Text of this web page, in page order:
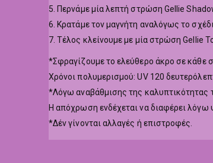
5. Περνάμε μία λεπτή στρώση Gellie
6. Κρατάμε τον μαγνήτη αναλόγως το
7. Τέλος κλείνουμε με μία στρώση Gellie
*Σφραγίζουμε το ελεύθερο άκρο σε κάθε
Χρόνοι πολυμερισμού: UV 120
*Λόγω αναβάθμισης της
Η απόχρωση ενδέχεται να διαφέρει
*Δέν γίνονται αλλαγές ή επιστροφές.